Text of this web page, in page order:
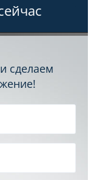
сделаем